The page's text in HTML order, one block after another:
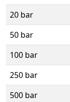
20 bar
50 bar
100 bar
250 bar
500 bar